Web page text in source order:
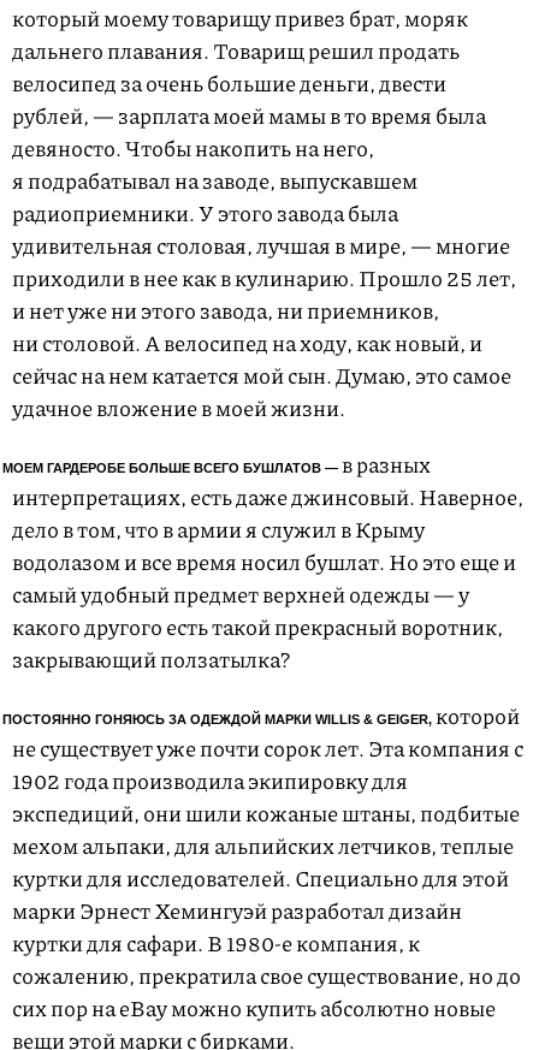
который моему товарищу привез брат, моряк
дальнего плавания. Товарищ решил продать
велосипед за очень большие деньги, двести
рублей, — зарплата моей мамы в то время была
девяносто. Чтобы накопить на него,
я подрабатывал на заводе, выпускавшем
радиоприемники. У этого завода была
удивительная столовая, лучшая в мире, — многие
приходили в нее как в кулинарию. Прошло 25 лет,
и нет уже ни этого завода, ни приемников,
ни столовой. А велосипед на ходу, как новый, и
сейчас на нем катается мой сын. Думаю, это самое
удачное вложение в моей жизни.
МОЕМ ГАРДЕРОБЕ БОЛЬШЕ ВСЕГО БУШЛАТОВ — в разных
интерпретациях, есть даже джинсовый. Наверное,
дело в том, что в армии я служил в Крыму
водолазом и все время носил бушлат. Но это еще и
самый удобный предмет верхней одежды — у
какого другого есть такой прекрасный воротник,
закрывающий ползатылка?
ПОСТОЯННО ГОНЯЮСЬ ЗА ОДЕЖДОЙ МАРКИ WILLIS & GEIGER, которой
не существует уже почти сорок лет. Эта компания с
1902 года производила экипировку для
экспедиций, они шили кожаные штаны, подбитые
мехом альпаки, для альпийских летчиков, теплые
куртки для исследователей. Специально для этой
марки Эрнест Хемингуэй разработал дизайн
куртки для сафари. В 1980-е компания, к
сожалению, прекратила свое существование, но до
сих пор на eBay можно купить абсолютно новые
вещи этой марки с бирками.